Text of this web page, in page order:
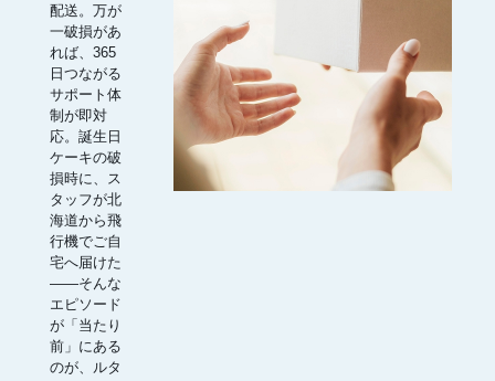
配送。万が
一破損があ
れば、365
日つながる
サポート体
制が即対
応。誕生日
ケーキの破
損時に、ス
タッフが北
海道から飛
行機でご自
宅へ届けた
――そんな
エピソード
が「当たり
前」にある
のが、ルタ